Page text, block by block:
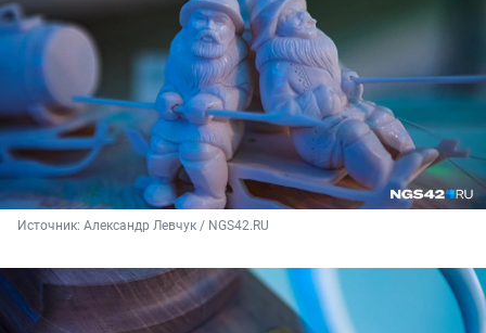
Источник: Александр Левчук / NGS42.RU